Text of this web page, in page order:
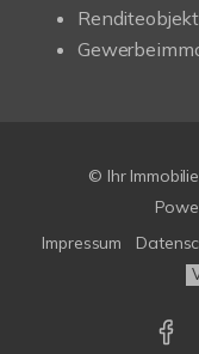
© Ihr
Impressum